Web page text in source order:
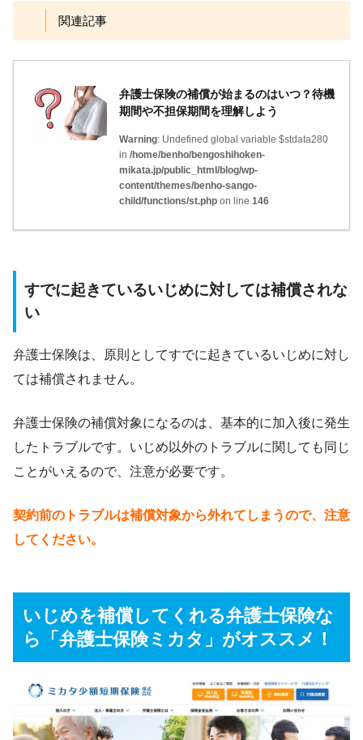
関連記事
弁護士保険の補償が始まるのはいつ？待機
期間や不担保期間を理解しよう
Warning: Undefined global variable $stdata280
in /home/benho/bengoshihoken-
mikata.jp/public_html/blog/wp-
content/themes/benho-sango-
child/functions/st.php on line 146
すでに起きているいじめに対しては補償されな
い
弁護士保険は、原則としてすでに起きているいじめに対し
ては補償されません。
弁護士保険の補償対象になるのは、基本的に加入後に発生
したトラブルです。いじめ以外のトラブルに関しても同じ
ことがいえるので、注意が必要です。
契約前のトラブルは補償対象から外れてしまうので、注意
してください。
いじめを補償してくれる弁護士保険な
ら「弁護士保険ミカタ」がオススメ！